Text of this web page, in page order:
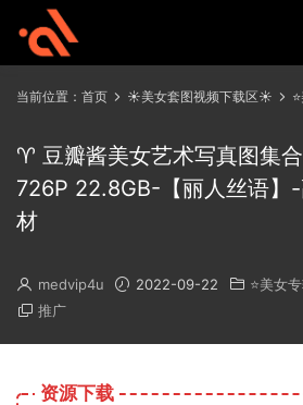
当前位置： 首页 ☀️美女套图视频下载区☀️
♈ 豆瓣酱美女艺术写真图集
726P 22.8GB-【丽人丝语】
材
medvip4u 2022-09-22 ⭐美女
推广
资源下载